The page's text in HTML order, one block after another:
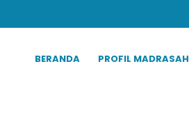
BERANDA PROFIL MADRASAH